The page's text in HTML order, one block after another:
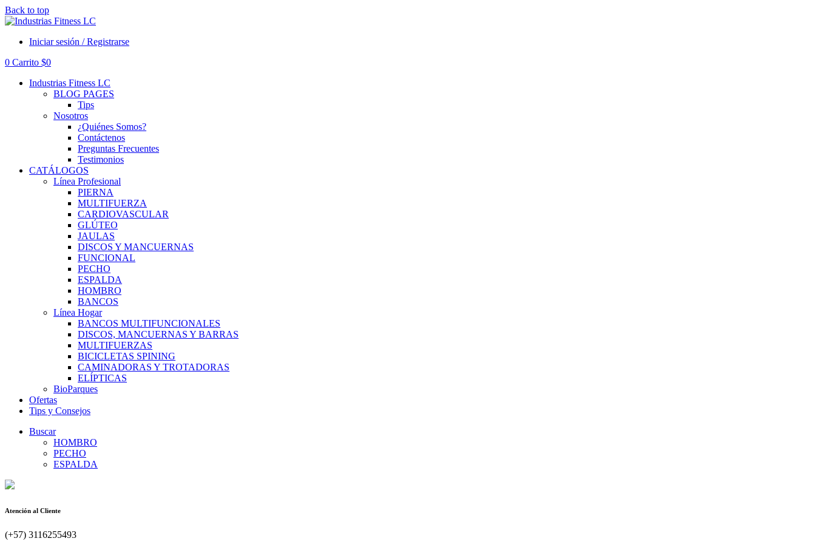
Back to top
Iniciar sesión / Registrarse
0 Carrito $0
Industrias Fitness LC
BLOG PAGES
Tips
Nosotros
¿Quiénes Somos?
Contáctenos
Preguntas Frecuentes
Testimonios
CATÁLOGOS
Línea Profesional
PIERNA
MULTIFUERZA
CARDIOVASCULAR
GLÚTEO
JAULAS
DISCOS Y MANCUERNAS
FUNCIONAL
PECHO
ESPALDA
HOMBRO
BANCOS
Línea Hogar
BANCOS MULTIFUNCIONALES
DISCOS, MANCUERNAS Y BARRAS
MULTIFUERZAS
BICICLETAS SPINING
CAMINADORAS Y TROTADORAS
ELÍPTICAS
BioParques
Ofertas
Tips y Consejos
Buscar
HOMBRO
PECHO
ESPALDA
Atención al Cliente
(+57) 3116255493